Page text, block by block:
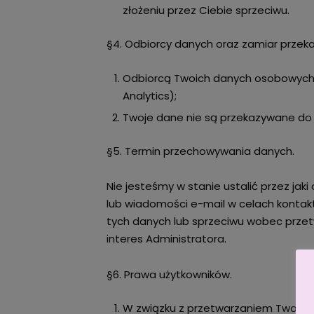
złożeniu przez Ciebie sprzeciwu.
§4. Odbiorcy danych oraz zamiar
Odbiorcą Twoich danych
Analytics);
Twoje dane nie są przekazywane
§5. Termin przechowywania danych.
Nie jesteśmy w stanie ustalić przez
lub wiadomości e-mail w celach
tych danych lub sprzeciwu wobec
interes Administratora.
§6. Prawa użytkowników.
W związku z przetwarzaniem